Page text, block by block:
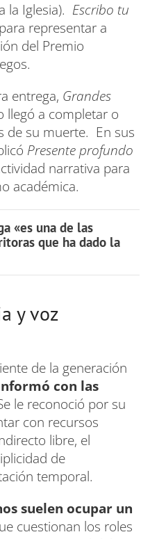
la Iglesia). Escribo tu
representar a
del Premio
entrega, Grandes
llegó a completar o
de su muerte. En sus
Presente profundo
narrativa para
académica.
«es una de las
que ha dado la
y voz
de la generación
con las
le reconoció por su
con recursos
libre, el
de
temporal.
suelen ocupar un
cuestionan los roles